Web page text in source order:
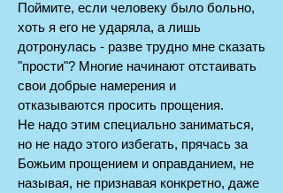
Поймите, если человеку было больно,
хоть я его не ударяла, а лишь
дотронулась - разве трудно мне сказать
"прости"? Многие начинают отстаивать
свои добрые намерения и
отказываются просить прощения.
Не надо этим специально заниматься,
но не надо этого избегать, прячась за
Божьим прощением и оправданием, не
называя, не признавая конкретно, даже